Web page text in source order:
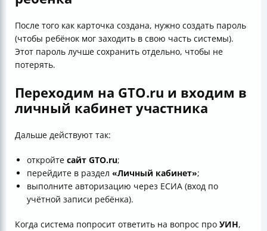
После того как карточка создана, нужно создать пароль
(чтобы ребёнок мог заходить в свою часть системы).
Этот пароль лучше сохранить отдельно, чтобы не
потерять.
Переходим на GTO.ru и входим в
личный кабинет участника
Дальше действуют так:
откройте сайт GTO.ru;
перейдите в раздел «Личный кабинет»;
выполните авторизацию через ЕСИА (вход по
учётной записи ребёнка).
Когда система попросит ответить на вопрос про УИН,